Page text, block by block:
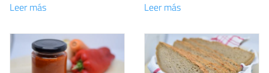
Leer más
Leer más